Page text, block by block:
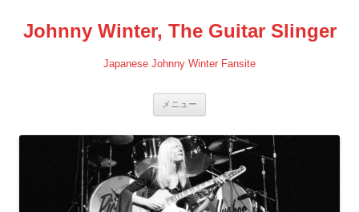
テ
ン
Johnny Winter, The Guitar Slinger
Japanese Johnny Winter Fansite
メニュー